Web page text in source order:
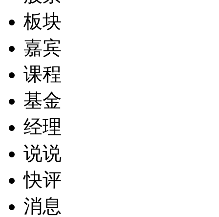
板块
嘉宾
课程
基金
经理
说说
快评
消息